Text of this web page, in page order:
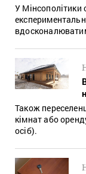
У
Також
кімнат або
осіб).